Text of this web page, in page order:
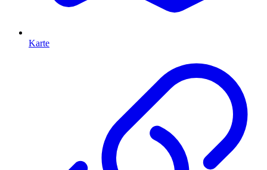
Karte